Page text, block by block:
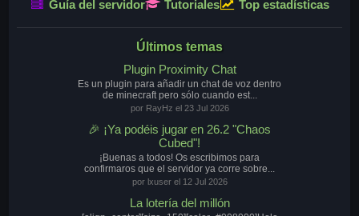
Guía del servidor
Tutoriales Top estadísticas
Últimos temas
Plugin Proximity Chat
Es un plugin para añadir un chat de voz dentro
de minecraft pero sólo cuando est...
por RayHz el 23 Jul 2026
🎉 ¡Ya podéis jugar en 26.2 "Chaos
Cubed"!
¡Buenas a todos! Os escribimos para
confirmaros que el servidor ya corre sobre...
por lxuser el 12 Jul 2026
La lotería del millón